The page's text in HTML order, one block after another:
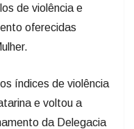
de violência e
oferecidas
índices de violência
e voltou a
da Delegacia